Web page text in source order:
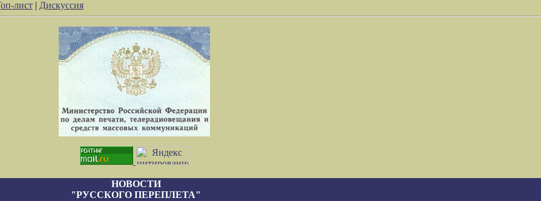
лист | Дискуссия
НОВОСТИ
"РУССКОГО ПЕРЕПЛЕТА"